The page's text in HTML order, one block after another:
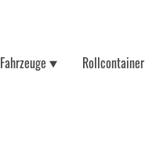
Fahrzeuge Rollcontainer